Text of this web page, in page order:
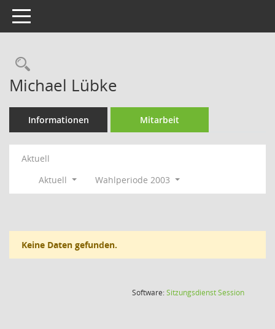
Toggle navigation
Rechercheauswahl
Michael Lübke
Informationen Mitarbeit
Aktuell
Aktuell
Wahlperiode 2003
Keine Daten gefunden.
Software:SitzungsdienstSession(Wird in